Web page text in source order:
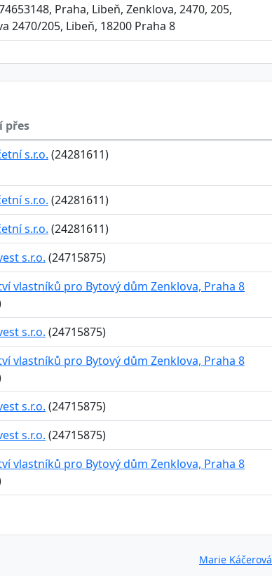
Praha, Libeň, Zenklova, 2470, 205,
2470/205, Libeň, 18200 Praha 8
přes
s.r.o. (24281611)
s.r.o. (24281611)
s.r.o. (24281611)
s.r.o. (24715875)
vlastníků pro Bytový dům Zenklova, Praha 8
s.r.o. (24715875)
vlastníků pro Bytový dům Zenklova, Praha 8
s.r.o. (24715875)
s.r.o. (24715875)
vlastníků pro Bytový dům Zenklova, Praha 8
Marie Káčerová